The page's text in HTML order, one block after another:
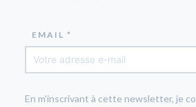
EMAIL *
En m'inscrivant à cette newsletter, je